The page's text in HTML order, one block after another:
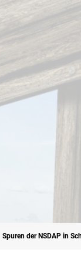
Spuren der NSDAP in